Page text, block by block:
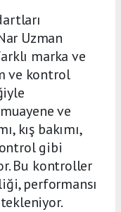
Uzman
marka ve
ve kontrol
ve
kış bakımı,
gibi
Bu kontroller
performansı